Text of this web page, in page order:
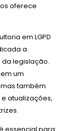
oferece
em LGPD
a
legislação.
um
também
atualizações,
essencial para